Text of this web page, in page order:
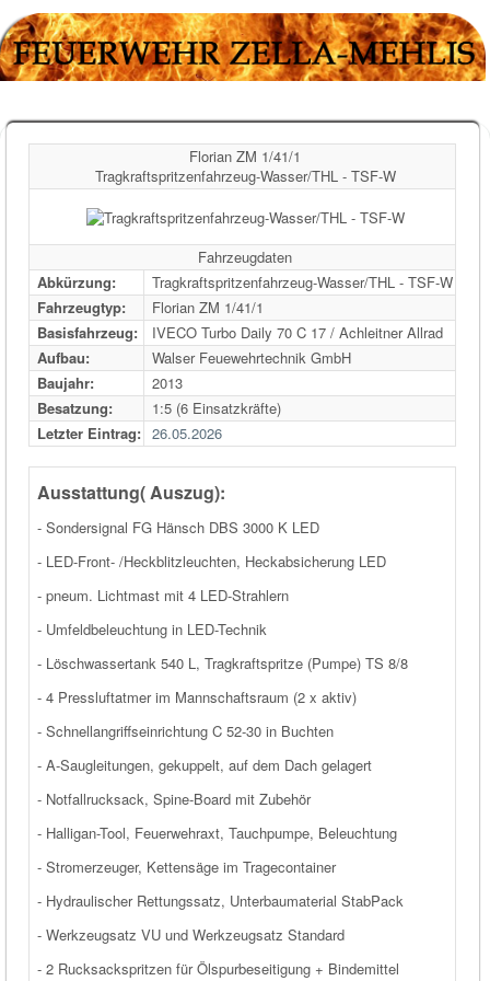
Florian ZM 1/41/1
Tragkraftspritzenfahrzeug-Wasser/THL - TSF-W
Fahrzeugdaten
Abkürzung:
Tragkraftspritzenfahrzeug-Wasser/THL - TSF-W
Fahrzeugtyp:
Florian ZM 1/41/1
Basisfahrzeug:
IVECO Turbo Daily 70 C 17 / Achleitner Allrad
Aufbau:
Walser Feuewehrtechnik GmbH
Baujahr:
2013
Besatzung:
1:5 (6 Einsatzkräfte)
Letzter Eintrag: 26.05.2026
Ausstattung( Auszug):
- Sondersignal FG Hänsch DBS 3000 K LED
- LED-Front- /Heckblitzleuchten, Heckabsicherung LED
- pneum. Lichtmast mit 4 LED-Strahlern
- Umfeldbeleuchtung in LED-Technik
- Löschwassertank 540 L, Tragkraftspritze (Pumpe) TS 8/8
- 4 Pressluftatmer im Mannschaftsraum (2 x aktiv)
- Schnellangriffseinrichtung C 52-30 in Buchten
- A-Saugleitungen, gekuppelt, auf dem Dach gelagert
- Notfallrucksack, Spine-Board mit Zubehör
- Halligan-Tool, Feuerwehraxt, Tauchpumpe, Beleuchtung
- Stromerzeuger, Kettensäge im Tragecontainer
- Hydraulischer Rettungssatz, Unterbaumaterial StabPack
- Werkzeugsatz VU und Werkzeugsatz Standard
- 2 Rucksackspritzen für Ölspurbeseitigung + Bindemittel